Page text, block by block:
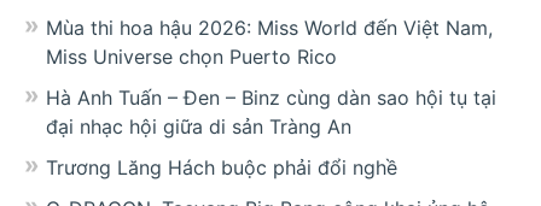
Mùa thi hoa hậu 2026: Miss World đến Việt Nam,
Miss Universe chọn Puerto Rico
Hà Anh Tuấn – Đen – Binz cùng dàn sao hội tụ tại
đại nhạc hội giữa di sản Tràng An
Trương Lăng Hách buộc phải đổi nghề